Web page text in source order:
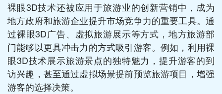
裸眼3D技术还被应用于旅游业的创新营销中，成为
地方政府和旅游企业提升市场竞争力的重要工具。通
过裸眼3D广告、虚拟旅游展示等方式，地方旅游部
门能够以更具冲击力的方式吸引游客。例如，利用裸
眼3D技术展示旅游景点的独特魅力，提升游客的到
访兴趣，甚至通过虚拟场景提前预览旅游项目，增强
游客的选择决策。